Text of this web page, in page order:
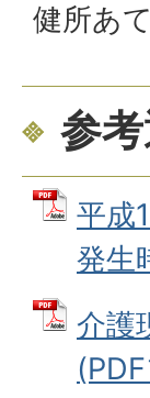
健所あ
参
平成
発生
介護